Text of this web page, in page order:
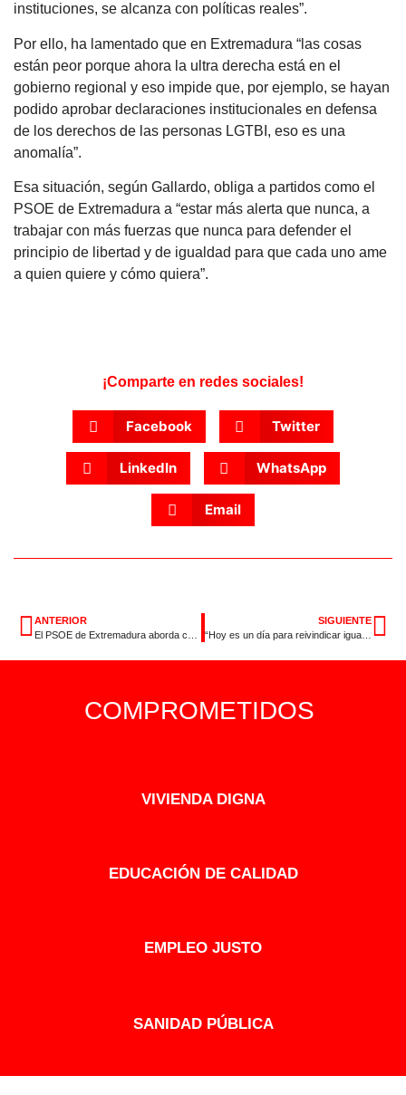
instituciones, se alcanza con políticas reales”.
Por ello, ha lamentado que en Extremadura “las cosas
están peor porque ahora la ultra derecha está en el
gobierno regional y eso impide que, por ejemplo, se hayan
podido aprobar declaraciones institucionales en defensa
de los derechos de las personas LGTBI, eso es una
anomalía”.
Esa situación, según Gallardo, obliga a partidos como el
PSOE de Extremadura a “estar más alerta que nunca, a
trabajar con más fuerzas que nunca para defender el
principio de libertad y de igualdad para que cada uno ame
a quien quiere y cómo quiera”.
¡Comparte en redes sociales!
Facebook Twitter
LinkedIn WhatsApp
Email
ANTERIOR
SIGUIENTE
COMPROMETIDOS
VIVIENDA DIGNA
EDUCACIÓN DE CALIDAD
EMPLEO JUSTO
SANIDAD PÚBLICA